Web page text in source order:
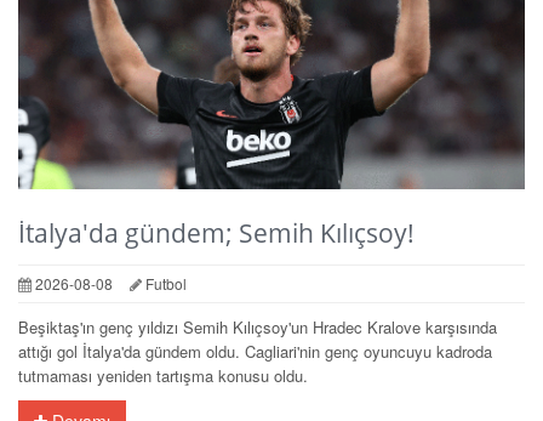
İtalya'da gündem; Semih Kılıçsoy!
2026-08-08 Futbol
Beşiktaş'ın genç yıldızı Semih Kılıçsoy'un Hradec Kralove karşısında
attığı gol İtalya'da gündem oldu. Cagliari'nin genç oyuncuyu kadroda
tutmaması yeniden tartışma konusu oldu.